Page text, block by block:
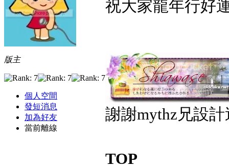
版主
個人空間
發短消息
加為好友
當前離線
祝大家龍年行好
謝謝mythz兄設
TOP